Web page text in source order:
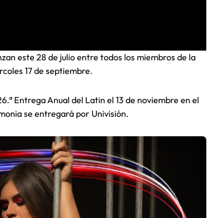
este 28 de julio entre todos los miembros de la
17 de septiembre.
Entrega Anual del Latin el 13 de noviembre en el
se entregará por Univisión.